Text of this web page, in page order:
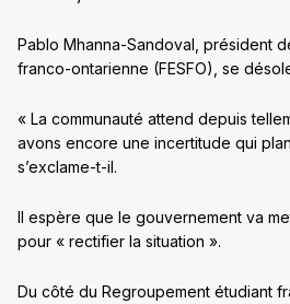
Pablo Mhanna-Sandoval, président
franco-ontarienne (FESFO), se
« La communauté attend depuis
avons encore une incertitude qui
s’exclame-t-il.
Il espère que le gouvernement va
pour « rectifier la situation ».
Du côté du Regroupement étudiant